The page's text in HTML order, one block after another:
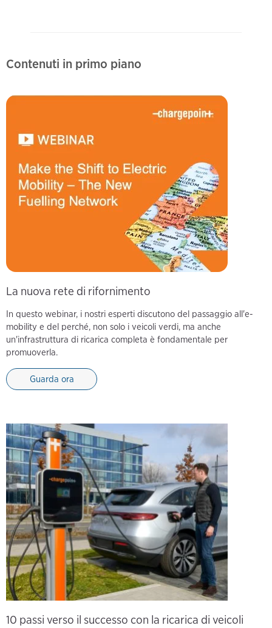
Contenuti in primo piano
La nuova rete di rifornimento
In questo webinar, i nostri esperti discutono del passaggio all'e-
mobility e del perché, non solo i veicoli verdi, ma anche
un'infrastruttura di ricarica completa è fondamentale per
promuoverla.
Guarda ora
10 passi verso il successo con la ricarica di veicoli